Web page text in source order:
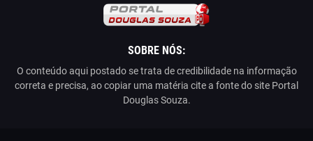
SOBRE NÓS:
O conteúdo aqui postado se trata de credibilidade na informação
correta e precisa, ao copiar uma matéria cite a fonte do site Portal
Douglas Souza.